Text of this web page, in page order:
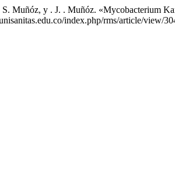
S. Muñóz, y . J. . Muñóz. «Mycobacterium
index.php/rms/article/view/